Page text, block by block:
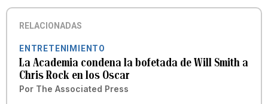
RELACIONADAS
ENTRETENIMIENTO
La Academia condena la bofetada de Will Smith a
Chris Rock en los Oscar
Por The Associated Press